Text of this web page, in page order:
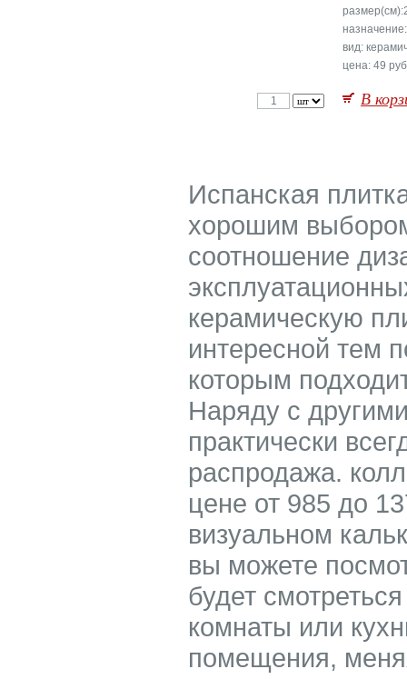
вид:
цена: 49
В
Испанская
хорошим
соотношение
керамическую
интересной тем
которым
Наряду с
практически
распродажа.
цене от 985 до
визуальном
вы можете
будет
комнаты или
помещения,